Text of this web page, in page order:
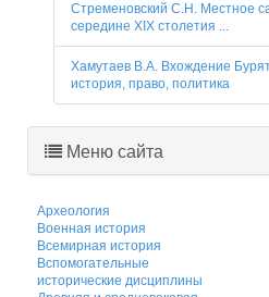
Стременовский С.Н. Местное
середине XIX столетия ...
Хамутаев В.А. Вхождение
история, право, политика
Меню сайта
Археология
Военная история
Всемирная история
Вспомогательные
исторические дисциплины